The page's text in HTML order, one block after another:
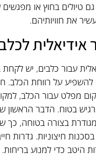
טיולים בחוץ או
את חוויותיהם.
עבור כלבים, יש לקחת
להשפיע על רווחת הכלב.
מפלט עבור הכלב,
בטוח. הדבר הראשון
בצורה בטוחה, כך
חיצוניות. גדרות
היטב כדי למנוע בריחות.